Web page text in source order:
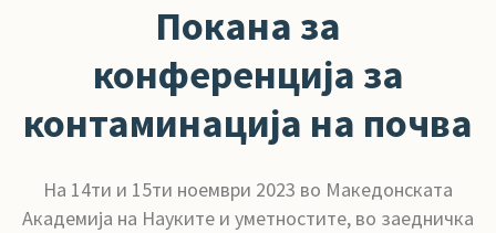
Покана за
конференција за
контаминација на почва
На 14ти и 15ти ноември 2023 во Македонската
Академија на Науките и уметностите, во заедничка